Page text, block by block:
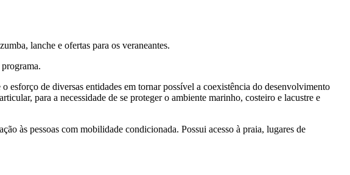
lanche e ofertas para os veraneantes.
de diversas entidades em tornar possível a coexistência do desenvolvimento
para a necessidade de se proteger o ambiente marinho, costeiro e lacustre e
às pessoas com mobilidade condicionada. Possui acesso à praia, lugares de